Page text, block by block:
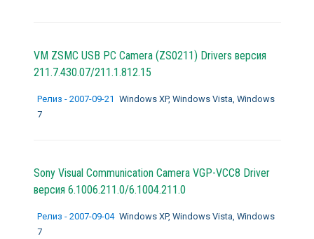
VM ZSMC USB PC Camera (ZS0211) Drivers версия
211.7.430.07/211.1.812.15
Релиз - 2007-09-21 Windows XP, Windows Vista, Windows
7
Sony Visual Communication Camera VGP-VCC8 Driver
версия 6.1006.211.0/6.1004.211.0
Релиз - 2007-09-04 Windows XP, Windows Vista, Windows
7